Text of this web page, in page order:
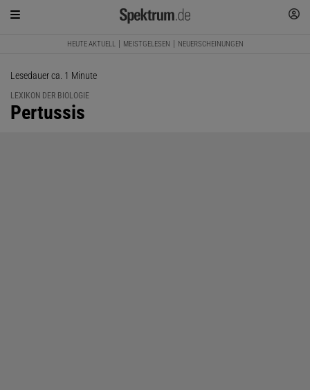
HEUTE AKTUELL MEISTGELESEN NEUERSCHEINUNGEN
Lesedauer ca. 1 Minute
LEXIKON DER BIOLOGIE
:
Pertussis